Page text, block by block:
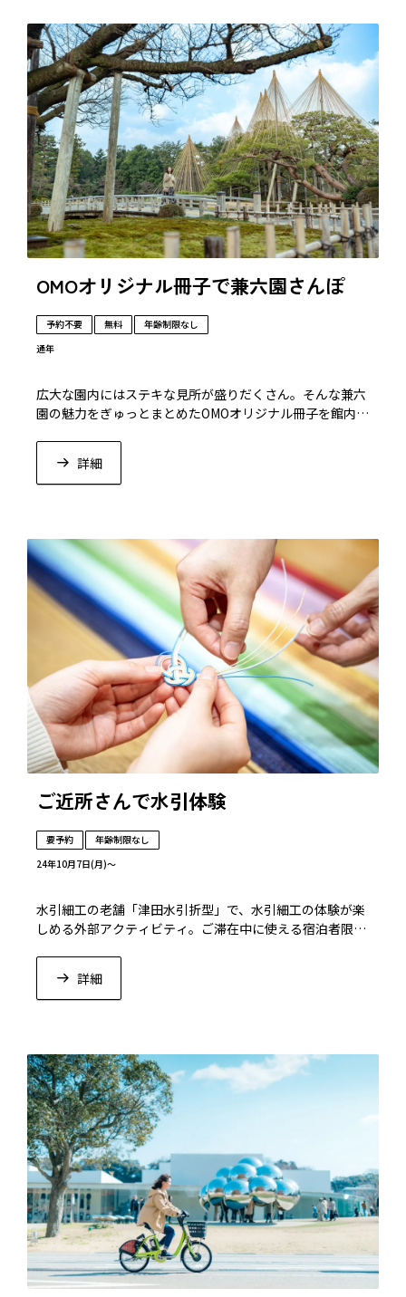
OMOオリジナル冊子で兼六園さんぽ
予約不要 無料
年齢制限なし
通年
広大な園内にはステキな見所が盛りだくさん。そんな兼六
園の魅力をぎゅっとまとめたOMOオリジナル冊子を館内に
詳細
ご近所さんで水引体験
要予約
年齢制限なし
24年10月7日(月)～
水引細工の老舗「津田水引折型」で、水引細工の体験が楽
しめる外部アクティビティ。ご滞在中に使える宿泊者限定
詳細